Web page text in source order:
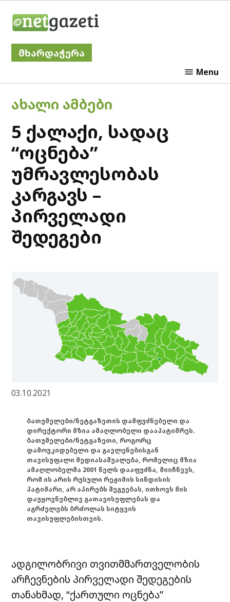
მხარდაჭერა
Menu
POSTED
ᲐᲮᲐᲚᲘ ᲐᲛᲑᲔᲑᲘ
5 ქალაქი, სადაც
“ოცნება”
უმრავლესობას
კარგავს –
პირველადი
შედეგები
03.10.2021
ბათუმელები/ნეტგაზეთის დამფუძნებელი და
დირექტორი მზია ამაღლობელი დააპატიმრეს.
ბათუმელები/ნეტგაზეთი, როგორც
დამოუკიდებელი და გავლენებისგან
თავისუფალი მედიასაშუალება, რომელიც მზია
ამაღლობელმა 2001 წელს დააფუძნა, მიიჩნევს,
რომ ის არის რუსული რეჟიმის სინდისის
პატიმარი, არ აპირებს შეგუებას, ითხოვს მის
დაუყოვნებლივ გათავისუფლებას და
აგრძელებს ბრძოლას სიტყვის
თავისუფლებისთვის.
ადგილობრივი თვითმმართველობის
არჩევნების პირველადი შედეგების
თანახმად, “ქართული ოცნება”